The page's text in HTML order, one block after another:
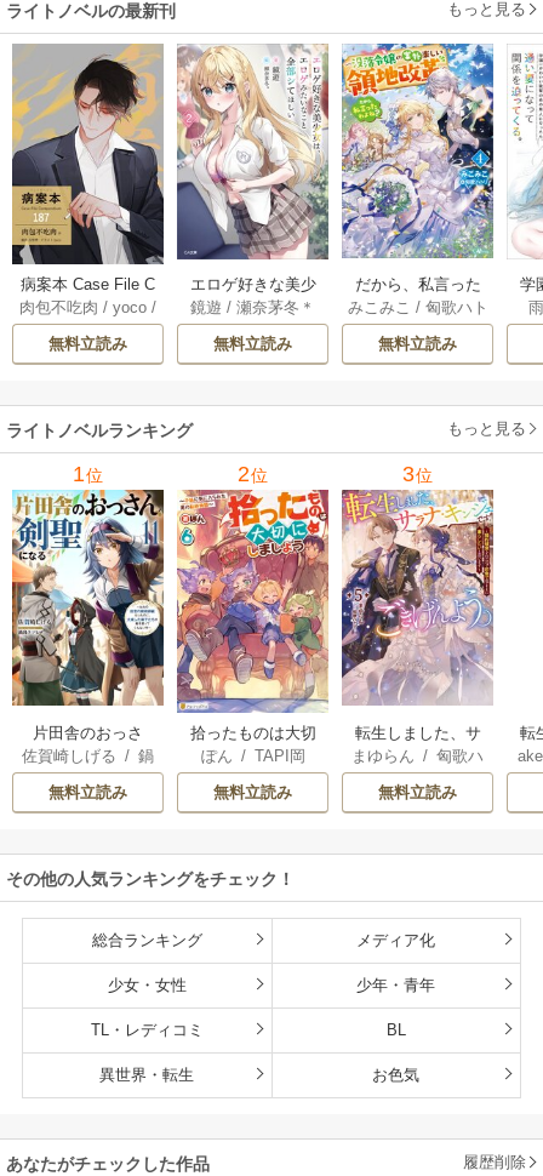
ライトノベルの最新刊 もっと見る
病案本 Case File C
ompendium［分冊
版］ 187巻
肉包不吃肉 /yoco /
呉聖華
無料立読み
エロゲ好きな美少
女は、エロゲみた
いなこと全部シて
ほしい【電子ＳＳ
鏡遊 /瀬奈茅冬＊
無料立読み
だから、私言った
わよね？ ～没落令
嬢の案外楽しい領
地改革～ 4巻
みこみこ / 匈歌ハト
リ
無料立読み
学
ライトノベルランキング もっと見る
1位
片田舎のおっさ
ん、剣聖になる
～ただの田舎の剣
術師範だったの
たちが俺を放って
くれない件～
佐賀崎しげる /鍋
島テツヒロ
無料立読み
2位
拾ったものは大切
にしましょう ～子
狼に気に入られた
男の転移物語～
ぽん / TAPI岡
無料立読み
3位
転生しました、サ
ラナ・キンジェで
す。ごきげんよ
う。
まゆらん /匈歌ハ
トリ
無料立読み
転
帝
その他の人気ランキングをチェック！
総合ランキング メディア化
少女・女性 少年・青年
TL・レディコミ BL
異世界・転生 お色気
あなたがチェックした作品 履歴削除